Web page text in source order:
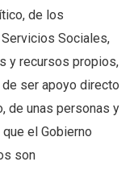
de los
Sociales,
y recursos propios,
ser apoyo directo
de unas personas y
el Gobierno
son